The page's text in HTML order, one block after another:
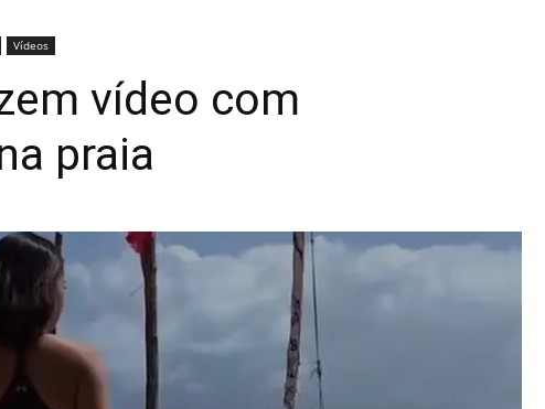
Vídeos
vídeo com
praia